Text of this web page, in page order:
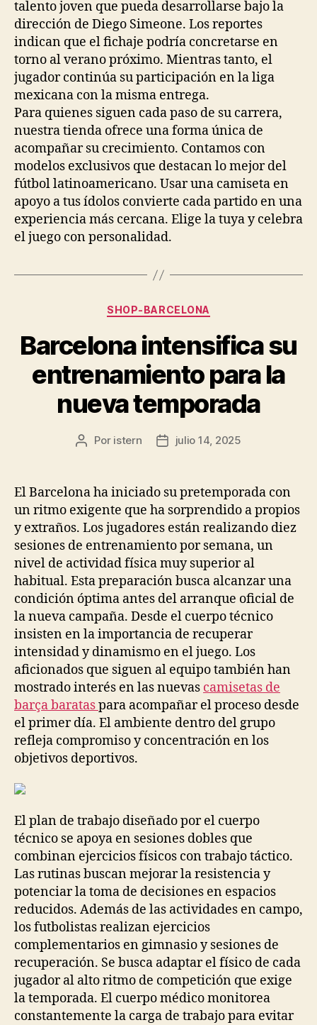
talento joven que pueda desarrollarse bajo la
dirección de Diego Simeone. Los reportes
indican que el fichaje podría concretarse en
torno al verano próximo. Mientras tanto, el
jugador continúa su participación en la liga
mexicana con la misma entrega.
Para quienes siguen cada paso de su carrera,
nuestra tienda ofrece una forma única de
acompañar su crecimiento. Contamos con
modelos exclusivos que destacan lo mejor del
fútbol latinoamericano. Usar una camiseta en
apoyo a tus ídolos convierte cada partido en una
experiencia más cercana. Elige la tuya y celebra
el juego con personalidad.
Categorías
SHOP-BARCELONA
Barcelona intensifica su
entrenamiento para la
nueva temporada
Autor
entrada
Por istern
Fecha
entrada
julio 14, 2025
El Barcelona ha iniciado su pretemporada con
un ritmo exigente que ha sorprendido a propios
y extraños. Los jugadores están realizando diez
sesiones de entrenamiento por semana, un
nivel de actividad física muy superior al
habitual. Esta preparación busca alcanzar una
condición óptima antes del arranque oficial de
la nueva campaña. Desde el cuerpo técnico
insisten en la importancia de recuperar
intensidad y dinamismo en el juego. Los
aficionados que siguen al equipo también han
mostrado interés en las nuevas camisetas de
barça barataspara acompañar el proceso desde
el primer día. El ambiente dentro del grupo
refleja compromiso y concentración en los
objetivos deportivos.
El plan de trabajo diseñado por el cuerpo
técnico se apoya en sesiones dobles que
combinan ejercicios físicos con trabajo táctico.
Las rutinas buscan mejorar la resistencia y
potenciar la toma de decisiones en espacios
reducidos. Además de las actividades en campo,
los futbolistas realizan ejercicios
complementarios en gimnasio y sesiones de
recuperación. Se busca adaptar el físico de cada
jugador al alto ritmo de competición que exige
la temporada. El cuerpo médico monitorea
constantemente la carga de trabajo para evitar